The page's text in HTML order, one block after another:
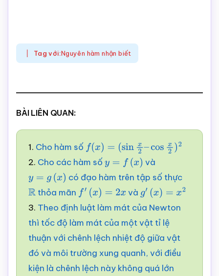
Tag với:Nguyên hàm nhận biết
BÀI LIÊN QUAN:
1. Cho hàm số f(x)= (sinx2–cosx2 )2
2. Cho các hàm số y =f( x )
và
y =g (x )
có đạo hàm trên tập số thực
Rthỏa mãn f′( x)= 2x và g′ (x)=x2
3. Theo định luật làm mát của Newton
thì tốc độ làm mát của một vật tỉ lệ
thuận với chênh lệch nhiệt độ giữa vật
đó và môi trường xung quanh, với điều
kiện là chênh lệch này không quá lớn